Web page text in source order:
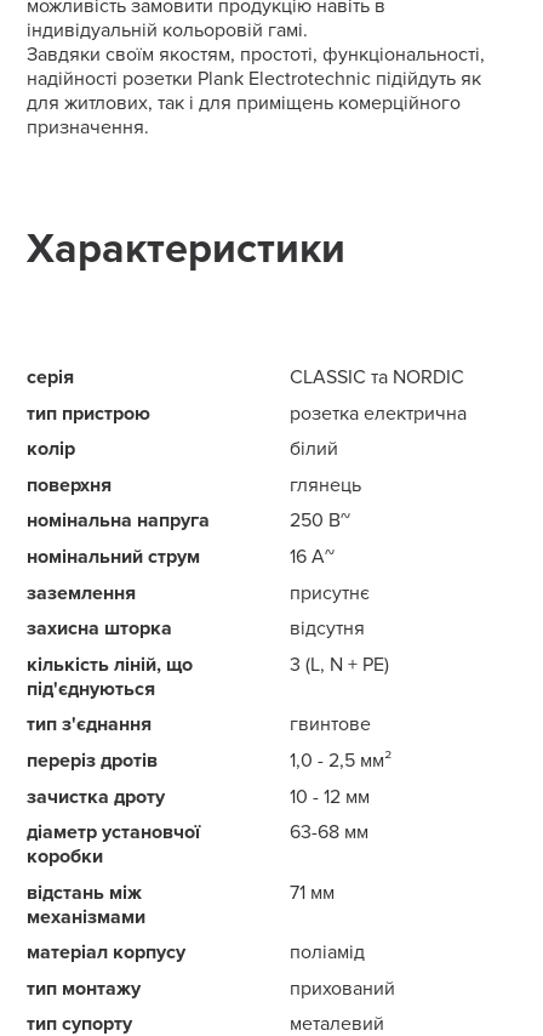
можливість замовити продукцію навіть в
індивідуальній кольоровій гамі.
Завдяки своїм якостям, простоті, функціональності,
надійності розетки Plank Electrotechnic підійдуть як
для житлових, так і для приміщень комерційного
призначення.
Характеристики
серія
CLASSIC та NORDIC
тип пристрою
розетка електрична
колір
білий
поверхня
глянець
номінальна напруга
250 В~
номінальний струм
16 А~
заземлення
присутнє
захисна шторка
відсутня
кількість ліній, що
під'єднуються
3 (L, N + PE)
тип з'єднання
гвинтове
переріз дротів
1,0 - 2,5 мм²
зачистка дроту
10 - 12 мм
діаметр установчої
коробки
63-68 мм
відстань між
механізмами
71 мм
матеріал корпусу
поліамід
тип монтажу
прихований
тип супорту
металевий